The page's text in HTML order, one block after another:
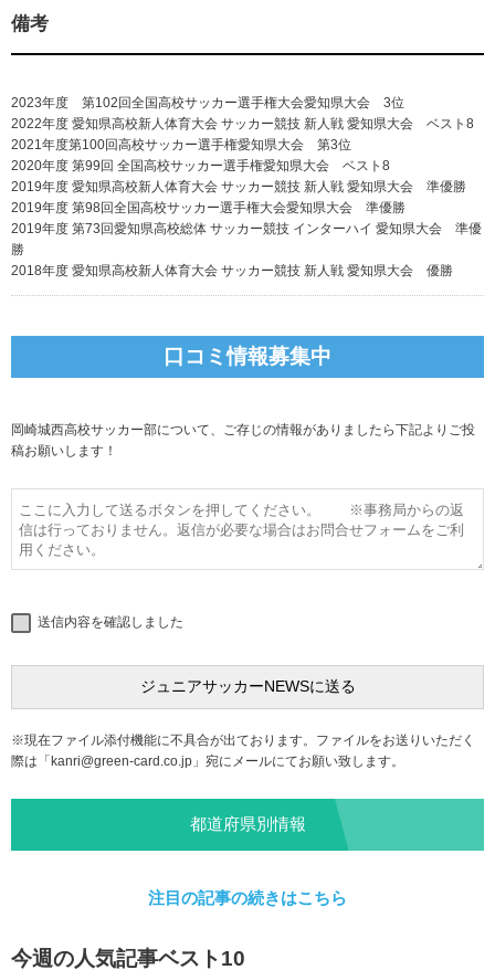
備考
2023年度 第102回全国高校サッカー選手権大会愛知県大会 3位
2022年度 愛知県高校新人体育大会 サッカー競技 新人戦 愛知県大会 ベスト8
2021年度第100回高校サッカー選手権愛知県大会 第3位
2020年度 第99回 全国高校サッカー選手権愛知県大会 ベスト8
2019年度 愛知県高校新人体育大会 サッカー競技 新人戦 愛知県大会 準優勝
2019年度 第98回全国高校サッカー選手権大会愛知県大会 準優勝
2019年度 第73回愛知県高校総体 サッカー競技 インターハイ 愛知県大会 準優
勝
2018年度 愛知県高校新人体育大会 サッカー競技 新人戦 愛知県大会 優勝
口コミ情報募集中
岡崎城西高校サッカー部について、ご存じの情報がありましたら下記よりご投
稿お願いします！
送信内容を確認しました
※現在ファイル添付機能に不具合が出ております。ファイルをお送りいただく
際は「 kanri@green-card.co.jp 」宛にメールにてお願い致します。
都道府県別情報
注目の記事の続きはこちら
今週の人気記事ベスト10